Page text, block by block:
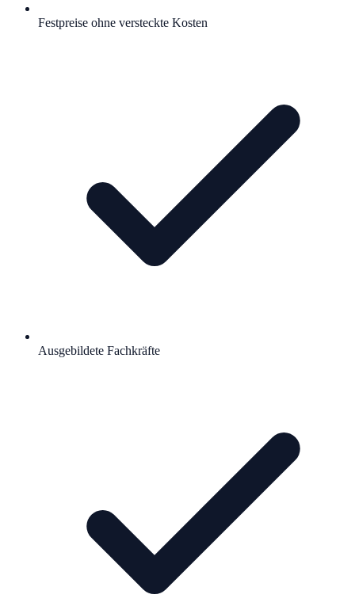
Festpreise ohne versteckte Kosten
Ausgebildete Fachkräfte